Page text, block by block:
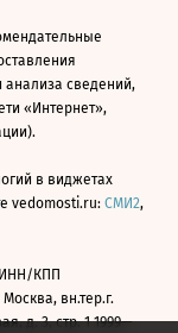
анализа сведений,
«Интернет»,
в виджетах
vedomosti.ru: СМИ2,
КПП
Москва, вн.тер.г.
д. 3, стр. 1 1999—